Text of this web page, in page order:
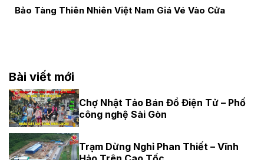
Bảo Tàng Thiên Nhiên Việt Nam Giá Vé Vào Cửa
Bài viết mới
Chợ Nhật Tảo Bán Đồ Điện Tử – Phố
công nghệ Sài Gòn
Trạm Dừng Nghỉ Phan Thiết – Vĩnh